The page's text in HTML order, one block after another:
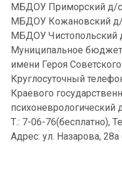
МБДОУ Приморский д/с
МБДОУ Кожановский д/
МБДОУ Чистопольский
Муниципальное
имени Героя
Круглосуточный
Краевого
психоневрологический
Т.: 7-06-76(бесплатно),
Адрес: ул. Назарова, 28а